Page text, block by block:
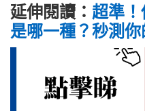
延伸閱讀： 超準
是哪一種？秒測你